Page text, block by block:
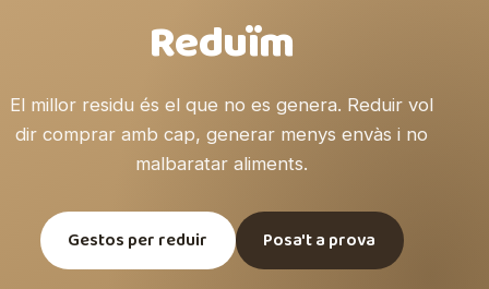
Reduïm
El millor residu és el que no es genera. Reduir vol
dir comprar amb cap, generar menys envàs i no
malbaratar aliments.
Gestos per reduir Posa't a prova